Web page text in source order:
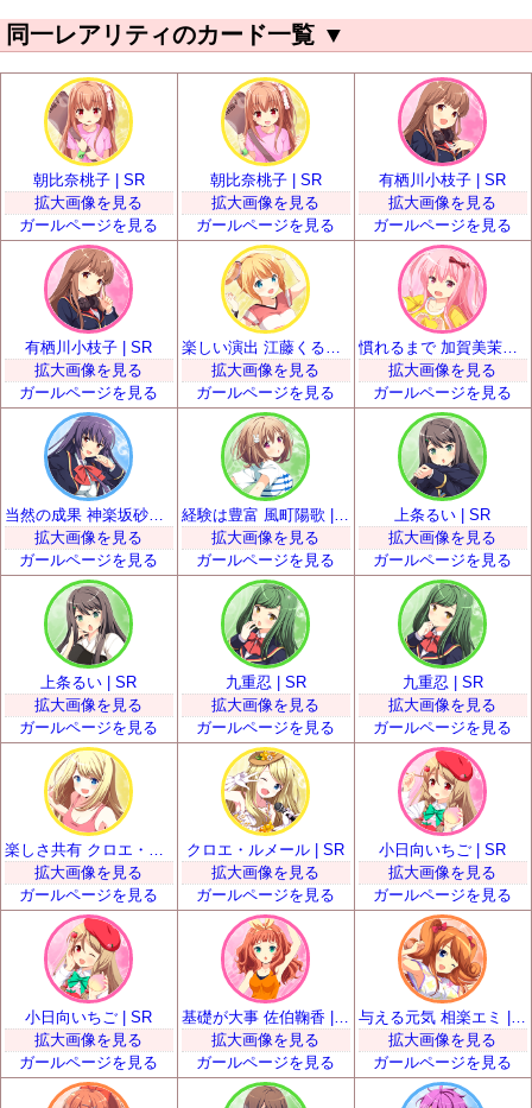
同一レアリティのカード一覧 ▼
朝比奈桃子 | SR
拡大画像を見る
ガールページを見る
朝比奈桃子 | SR
拡大画像を見る
ガールページを見る
有栖川小枝子 | SR
拡大画像を見る
ガールページを見る
有栖川小枝子 | SR
拡大画像を見る
ガールページを見る
拡大画像を見る
ガールページを見る
慣れるまで 加賀美茉莉 | SR
拡大画像を見る
ガールページを見る
拡大画像を見る
ガールページを見る
経験は豊富 風町陽歌 | SR
拡大画像を見る
ガールページを見る
上条るい | SR
拡大画像を見る
ガールページを見る
上条るい | SR
拡大画像を見る
ガールページを見る
九重忍 | SR
拡大画像を見る
ガールページを見る
九重忍 | SR
拡大画像を見る
ガールページを見る
拡大画像を見る
ガールページを見る
クロエ・ルメール | SR
拡大画像を見る
ガールページを見る
小日向いちご | SR
拡大画像を見る
ガールページを見る
小日向いちご | SR
拡大画像を見る
ガールページを見る
基礎が大事 佐伯鞠香 | SR
拡大画像を見る
ガールページを見る
与える元気 相楽エミ | SR
拡大画像を見る
ガールページを見る